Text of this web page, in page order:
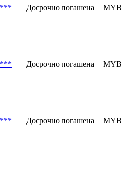
*** Досрочно погашена
*** Досрочно погашена
*** Досрочно погашена